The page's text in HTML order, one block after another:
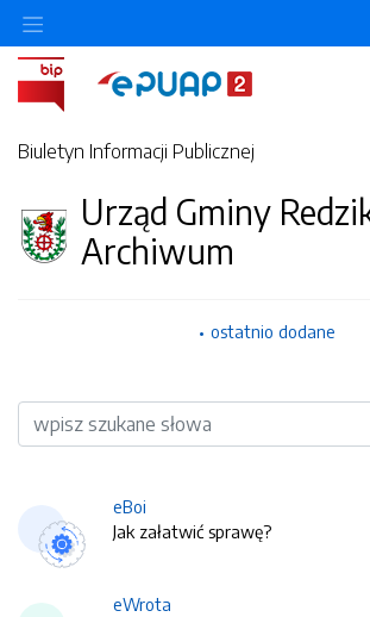
Biuletyn Informacji Publicznej
Urząd Gminy
Archiwum
ostatnio dodane
Wyszukiwarka
eBoi
Jak załatwić sprawę?
eWrota